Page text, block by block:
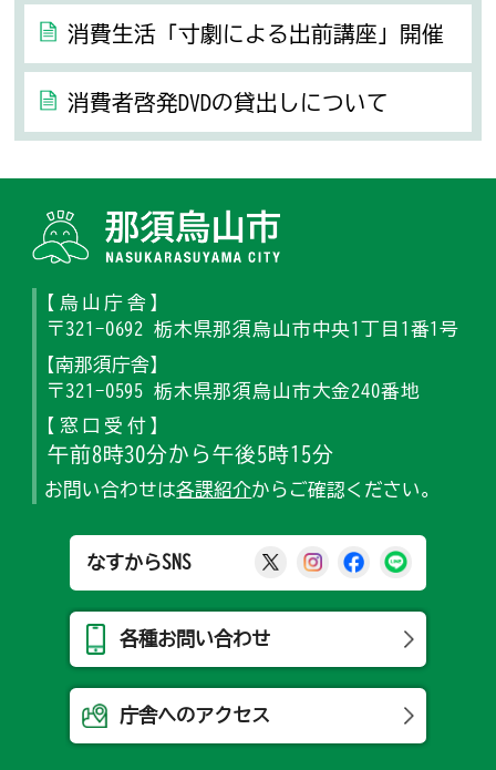
消費生活「寸劇による出前講座」開催
消費者啓発DVDの貸出しについて
【烏山庁舎】
〒321-0692 栃木県那須烏山市中央1丁目1番1号
【南那須庁舎】
〒321-0595 栃木県那須烏山市大金240番地
【窓口受付】
午前8時30分から午後5時15分
お問い合わせは各課紹介からご確認ください。
なすからSNS 那須烏山市公式X
那須烏山市公式
那須烏山市
各種お問い合わせ
庁舎へのアクセス